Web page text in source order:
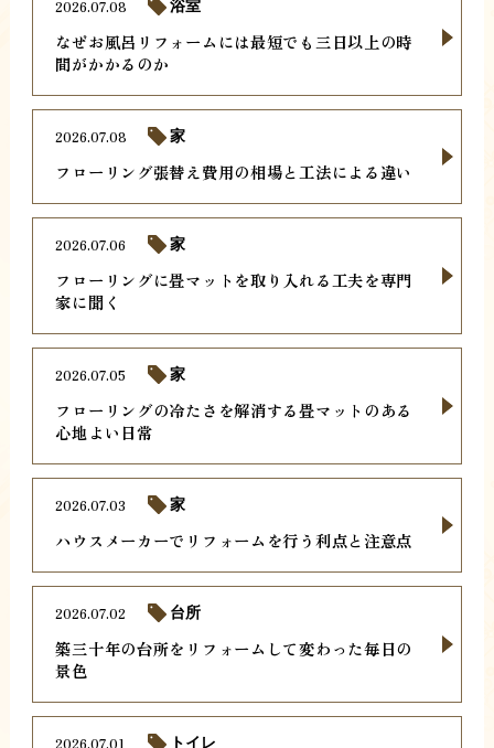
なぜお風呂リフォームには最短でも三日以上の時
間がかかるのか
2026.07.08 浴室
フローリング張替え費用の相場と工法による違い
2026.07.08 家
フローリングに畳マットを取り入れる工夫を専門
家に聞く
2026.07.06 家
フローリングの冷たさを解消する畳マットのある
心地よい日常
2026.07.05 家
ハウスメーカーでリフォームを行う利点と注意点
2026.07.03 家
築三十年の台所をリフォームして変わった毎日の
景色
2026.07.02 台所
2026.07.01 トイレ